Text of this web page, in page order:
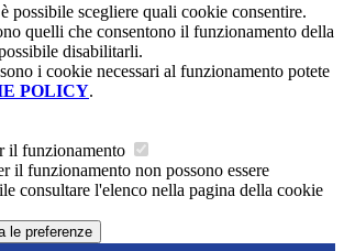
possibile scegliere quali cookie consentire.
quelli che consentono il funzionamento della
disabilitarli.
i cookie necessari al funzionamento potete
POLICY.
il funzionamento
il funzionamento non possono essere
consultare l'elenco nella pagina della cookie
le preferenze